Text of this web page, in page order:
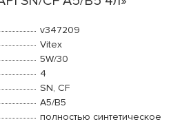
v347209
Vitex
5W/30
4
SN, CF
A5/B5
полностью синтетическое